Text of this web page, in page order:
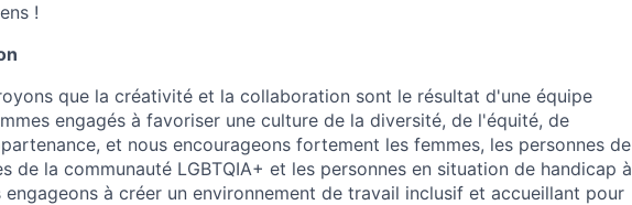
!
que la créativité et la collaboration sont le résultat d'une équipe
engagés à favoriser une culture de la diversité, de l'équité, de
et nous encourageons fortement les femmes, les personnes de
de la communauté LGBTQIA+ et les personnes en situation de handicap à
engageons à créer un environnement de travail inclusif et accueillant pour